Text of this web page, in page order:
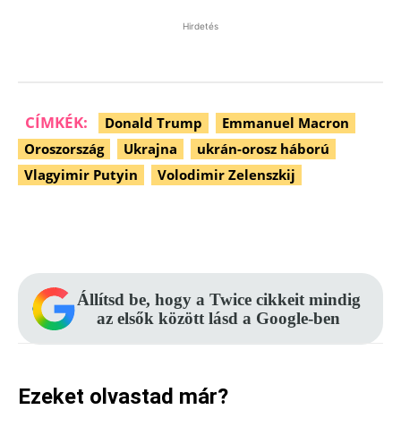
Hirdetés
CÍMKÉK: Donald Trump
Emmanuel Macron
Oroszország
Ukrajna
ukrán-orosz háború
Vlagyimir Putyin
Volodimir Zelenszkij
Állítsd be, hogy a Twice cikkeit mindig
az elsők között lásd a Google-ben
Ezeket olvastad már?